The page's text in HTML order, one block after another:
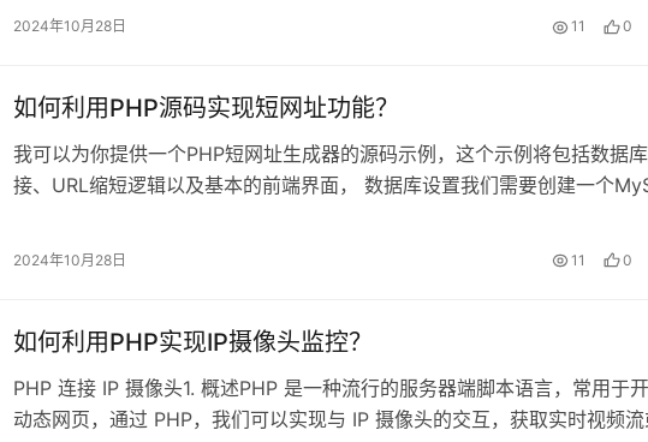
divided……
2024年10月28日 11 0
如何利用PHP源码实现短网址功能？
我可以为你提供一个PHP短网址生成器的源码示例，这个示例将包括数据
接、URL缩短逻辑以及基本的前端界面， 数据库设置我们需要创建一个
shorturl;USE shorturl;CREATE TABLE urls ( id……
2024年10月28日 11 0
如何利用PHP实现IP摄像头监控？
PHP 连接 IP 摄像头1. 概述PHP 是一种流行的服务器端脚本语言，常用于
动态网页，通过 PHP，我们可以实现与 IP 摄像头的交互，获取实时视频